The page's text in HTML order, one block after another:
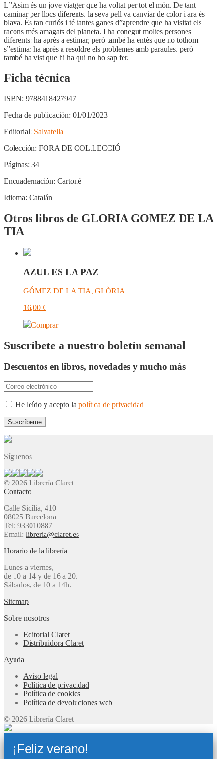
L”Asim és un jove viatger que ha voltat per tot el món. De tant
caminar per llocs diferents, la seva pell va canviar de color i ara és
blava. És tan curiós i té tantes ganes d”aprendre que ha visitat els
racons més amagats del planeta. I ha conegut moltes persones
diferents: ha après a estimar, però també ha entès que no tothom
s”estima; ha après a resoldre els problemes amb paraules, però
també ha vist que hi ha qui no ho sap fer.
Ficha técnica
ISBN: 9788418427947
Fecha de publicación: 01/01/2023
Editorial: Salvatella
Colección: FORA DE COL.LECCIÓ
Páginas: 34
Encuadernación: Cartoné
Idioma: Catalán
Otros libros de GLORIA GOMEZ DE LA
TIA
AZUL ES LA PAZ
GÓMEZ DE LA TIA, GLÒRIA
16,00 €
Comprar
Suscríbete a nuestro boletín semanal
Descuentos en libros, novedades y mucho más
He leído y acepto la política de privacidad
Síguenos
© 2026 Librería Claret
Contacto
Calle Sicília, 410
08025 Barcelona
Tel: 933010887
Email: libreria@claret.es
Horario de la librería
Lunes a viernes,
de 10 a 14 y de 16 a 20.
Sábados, de 10 a 14h.
Sitemap
Sobre nosotros
Editorial Claret
Distribuidora Claret
Ayuda
Aviso legal
Política de privacidad
Política de cookies
Política de devoluciones web
© 2026 Librería Claret
¡Feliz verano!